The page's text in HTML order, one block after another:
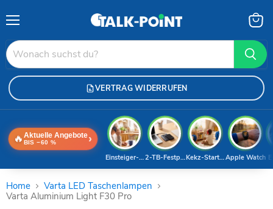
VERTRAG WIDERRUFEN
🔥 Aktuelle Angebote
BIS −60 % ›
Apple Watch
Kekz-Starterset
2-TB-Festplatte
Einsteiger-Handy
Home
Varta LED Taschenlampen
Varta Aluminium Light F30 Pro